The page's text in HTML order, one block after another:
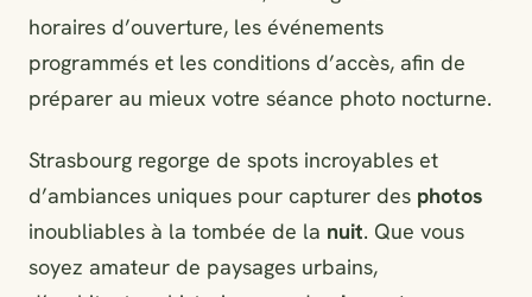
horaires d’ouverture, les événements
programmés et les conditions d’accès, afin de
préparer au mieux votre séance photo nocturne.
Strasbourg regorge de spots incroyables et
d’ambiances uniques pour capturer des photos
inoubliables à la tombée de la nuit. Que vous
soyez amateur de paysages urbains,